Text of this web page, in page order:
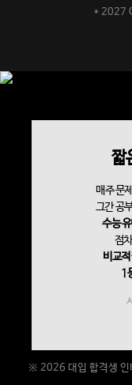
* 2027
짧
매주 문
그간 공
수능
점
비교
1
※ 2026 대입 합격생 인